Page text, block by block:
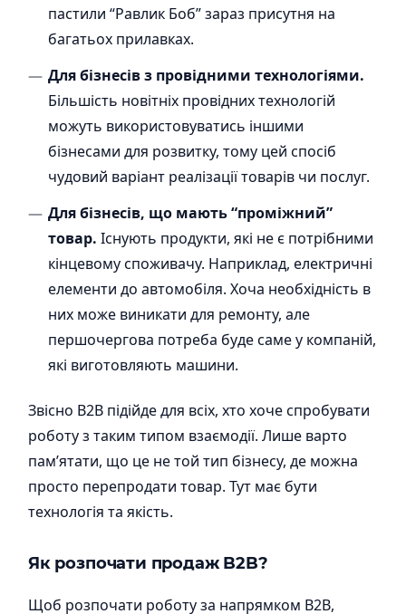
пастили “Равлик Боб” зараз присутня на
багатьох прилавках.
Для бізнесів з провідними технологіями.
Більшість новітніх провідних технологій
можуть використовуватись іншими
бізнесами для розвитку, тому цей спосіб
чудовий варіант реалізації товарів чи послуг.
Для бізнесів, що мають “проміжний”
товар. Існують продукти, які не є потрібними
кінцевому споживачу. Наприклад, електричні
елементи до автомобіля. Хоча необхідність в
них може виникати для ремонту, але
першочергова потреба буде саме у компаній,
які виготовляють машини.
Звісно B2B підійде для всіх, хто хоче спробувати
роботу з таким типом взаємодії. Лише варто
пам’ятати, що це не той тип бізнесу, де можна
просто перепродати товар. Тут має бути
технологія та якість.
Як розпочати продаж B2B?
Щоб розпочати роботу за напрямком B2B,